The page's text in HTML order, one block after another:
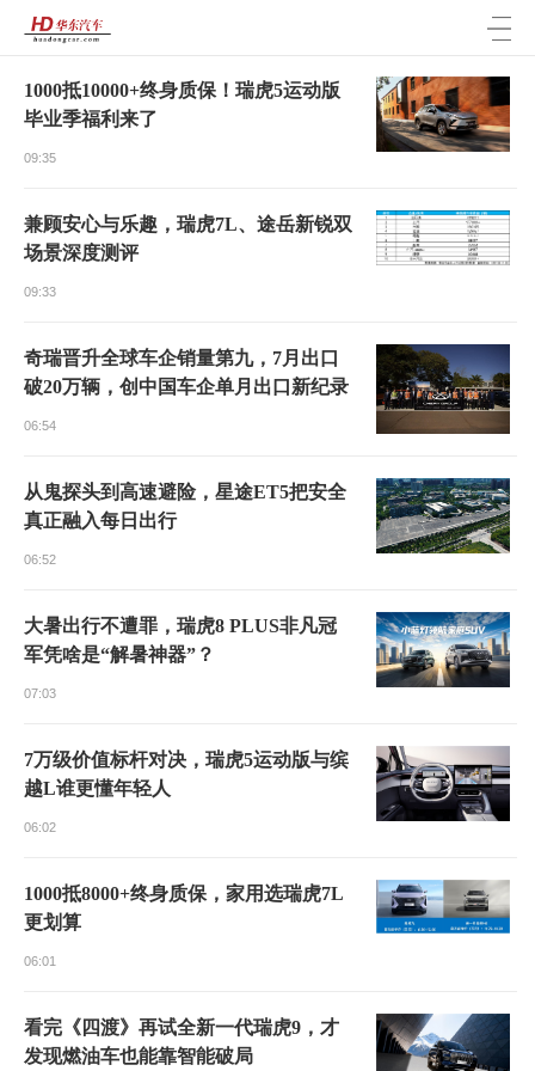
1000抵10000+终身质保！瑞虎5运动版
毕业季福利来了
09:35
兼顾安心与乐趣，瑞虎7L、途岳新锐双
场景深度测评
09:33
奇瑞晋升全球车企销量第九，7月出口
破20万辆，创中国车企单月出口新纪录
06:54
从鬼探头到高速避险，星途ET5把安全
真正融入每日出行
06:52
大暑出行不遭罪，瑞虎8 PLUS非凡冠
军凭啥是“解暑神器”？
07:03
7万级价值标杆对决，瑞虎5运动版与缤
越L谁更懂年轻人
06:02
1000抵8000+终身质保，家用选瑞虎7L
更划算
06:01
看完《四渡》再试全新一代瑞虎9，才
发现燃油车也能靠智能破局
华东汽车 版权所有2026